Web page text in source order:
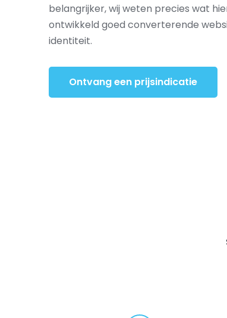
belangrijker, wij weten precies wat
ontwikkeld goed converterende
identiteit.
Ontvang een prijsindicatie